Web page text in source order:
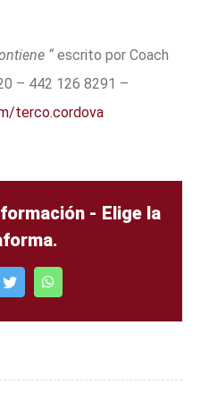
“escrito por Coach
– 442 126 8291 –
terco.cordova
- Elige la
TwitterWhatsApp